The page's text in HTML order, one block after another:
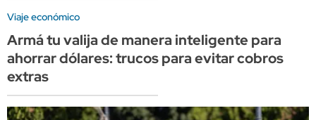
Viaje económico
Armá tu valija de manera inteligente para
ahorrar dólares: trucos para evitar cobros
extras